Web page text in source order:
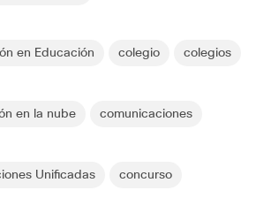
en Educación colegio colegios
en la nube comunicaciones
Unificadas concurso